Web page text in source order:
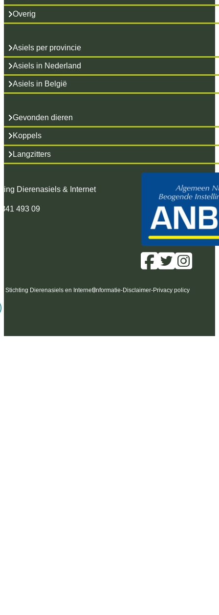
Overig
Asiels per provincie
Asiels in Nederland
Asiels in België
Gevonden dieren
Koppels
Langzitters
Dierenasiels & Internet
493 09
Stichting Dierenasiels en Internet Informatie-Disclaimer-Privacy policy